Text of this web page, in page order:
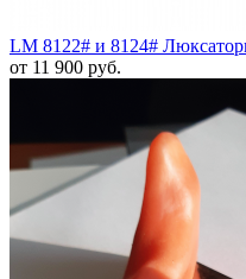
LM 8122# и 8124#
от 11 900 руб.